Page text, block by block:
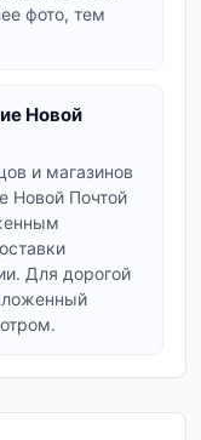
горелки и
и
охоте,
и нагрузку.
б/у по
со всей
фото, тем
Новой
и магазинов
Новой Почтой
Для дорогой